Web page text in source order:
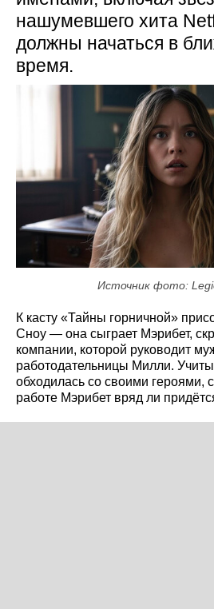
нашумевшего хита
должны начаться в
время.
Источник фото:
К касту «Тайны горничной»
Сноу — она сыграет Мэрибет,
компании, которой руководит
работодательницы Милли.
обходилась со своими героями,
работе Мэрибет вряд ли